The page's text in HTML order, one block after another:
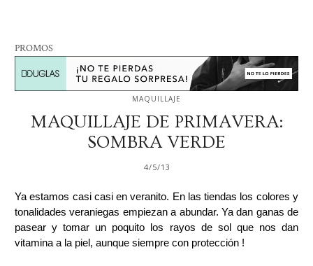
PROMOS
MAQUILLAJE
MAQUILLAJE DE PRIMAVERA:
SOMBRA VERDE
4/5/13
Ya estamos casi casi en veranito. En las tiendas los colores y
tonalidades veraniegas empiezan a abundar. Ya dan ganas de
pasear y tomar un poquito los rayos de sol que nos dan
vitamina a la piel, aunque siempre con protección !